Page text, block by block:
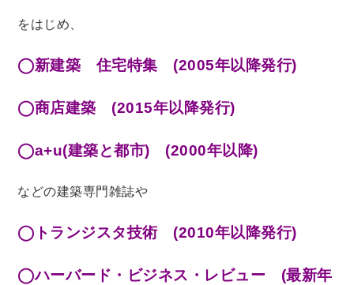
をはじめ、
◯新建築 住宅特集 (2005年以降発行)
◯商店建築 (2015年以降発行)
◯a+u(建築と都市) (2000年以降)
などの建築専門雑誌や
◯トランジスタ技術 (2010年以降発行)
◯ハーバード・ビジネス・レビュー (最新年